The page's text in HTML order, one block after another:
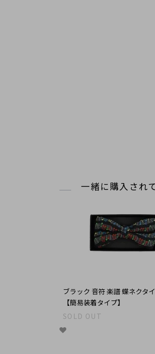
一緒に購入され
ブラック 音符 楽譜 蝶ネクタ
【簡易装着タイプ】
SOLD OUT